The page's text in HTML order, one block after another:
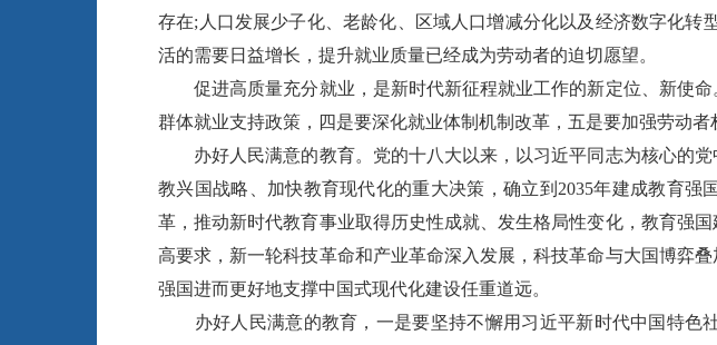
存在;人口发展少子化、老龄化、区域人口增减分化以及经济数字化
活的需要日益增长，提升就业质量已经成为劳动者的迫切愿望。
促进高质量充分就业，是新时代新征程就业工作的新定位、新使命
群体就业支持政策，四是要深化就业体制机制改革，五是要加强劳动者
办好人民满意的教育。党的十八大以来，以习近平同志为核心的党
教兴国战略、加快教育现代化的重大决策，确立到2035年建成教育
革，推动新时代教育事业取得历史性成就、发生格局性变化，教育强
高要求，新一轮科技革命和产业革命深入发展，科技革命与大国博弈
强国进而更好地支撑中国式现代化建设任重道远。
办好人民满意的教育，一是要坚持不懈用习近平新时代中国特色